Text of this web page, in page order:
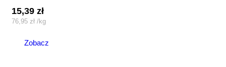
15,39zł
76,95 zł /kg
Zobacz